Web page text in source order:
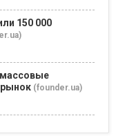
150 000
массовые
(founder.ua)